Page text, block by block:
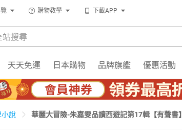
購物教學 下載APP
天天免運 日本購物 品牌旗艦 優惠活動
小說 華麗大冒險-朱嘉雯品讀西遊記第17輯【有聲書】